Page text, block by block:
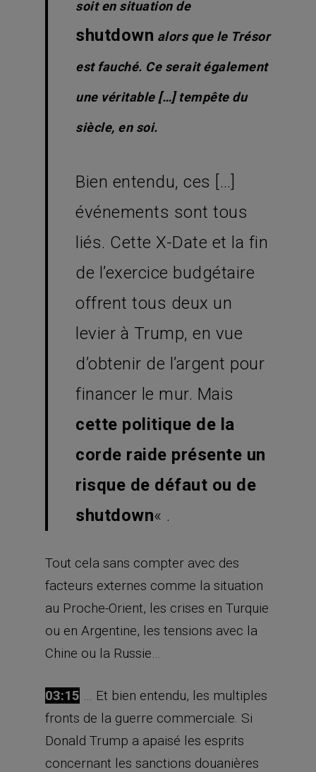
soit en situation de
shutdown alors que le Trésor
est fauché. Ce serait également
une véritable […] tempête du
siècle, en soi.
Bien entendu, ces […]
événements sont tous
liés. Cette X-Date et la fin
de l’exercice budgétaire
offrent tous deux un
levier à Trump, en vue
d’obtenir de l’argent pour
financer le mur. Mais
cette politique de la
corde raide présente un
risque de défaut ou de
shutdown« .
Tout cela sans compter avec des
facteurs externes comme la situation
au Proche-Orient, les crises en Turquie
ou en Argentine, les tensions avec la
Chine ou la Russie…
03:15 … Et bien entendu, les multiples
fronts de la guerre commerciale. Si
Donald Trump a apaisé les esprits
concernant les sanctions douanières